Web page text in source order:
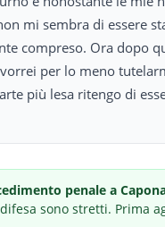
mi sembra di essere
compreso. Ora dopo
per lo meno
più lesa ritengo di
penale a
sono stretti. Prima